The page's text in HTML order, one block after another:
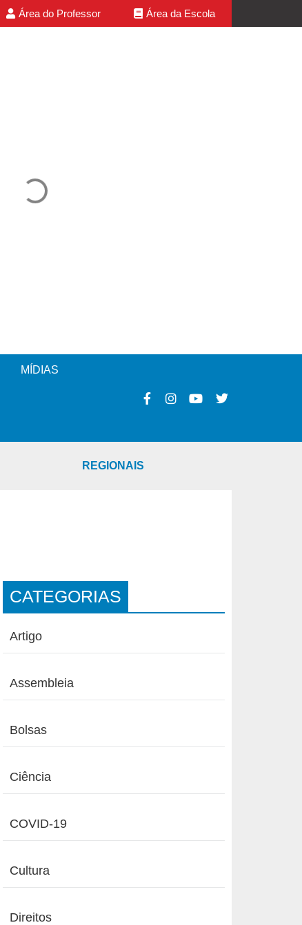
Área do Professor Área da Escola
MÍDIAS
REGIONAIS
CATEGORIAS
Artigo
Assembleia
Bolsas
Ciência
COVID-19
Cultura
Direitos